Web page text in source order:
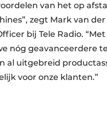
van het op
zegt Mark van der
bij Tele Radio.
nóg geavanceerdere
al uitgebreid
voor onze klanten.”